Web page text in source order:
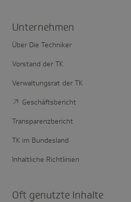
Unter­nehmen
Über Die Techniker
Vorstand der TK
Verwaltungsrat der TK
Geschäftsbericht
Transparenzbericht
TK im Bundesland
Inhaltliche Richtlinien
Oft genutzte Inhalte